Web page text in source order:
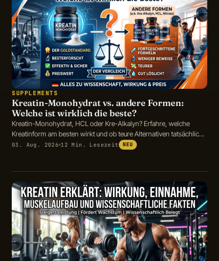
SUPPLEMENTS
Kreatin-Monohydrat vs. andere Formen:
Welche ist wirklich die beste?
Kreatin-Monohydrat, HCL oder Kre-Alkalyn? Erfahre, welche
Kreatinform am besten wirkt und ob teure Alternativen tatsächlich
Vorteile bieten.
03. Aug. 2026 12 Min. Lesezeit NEU